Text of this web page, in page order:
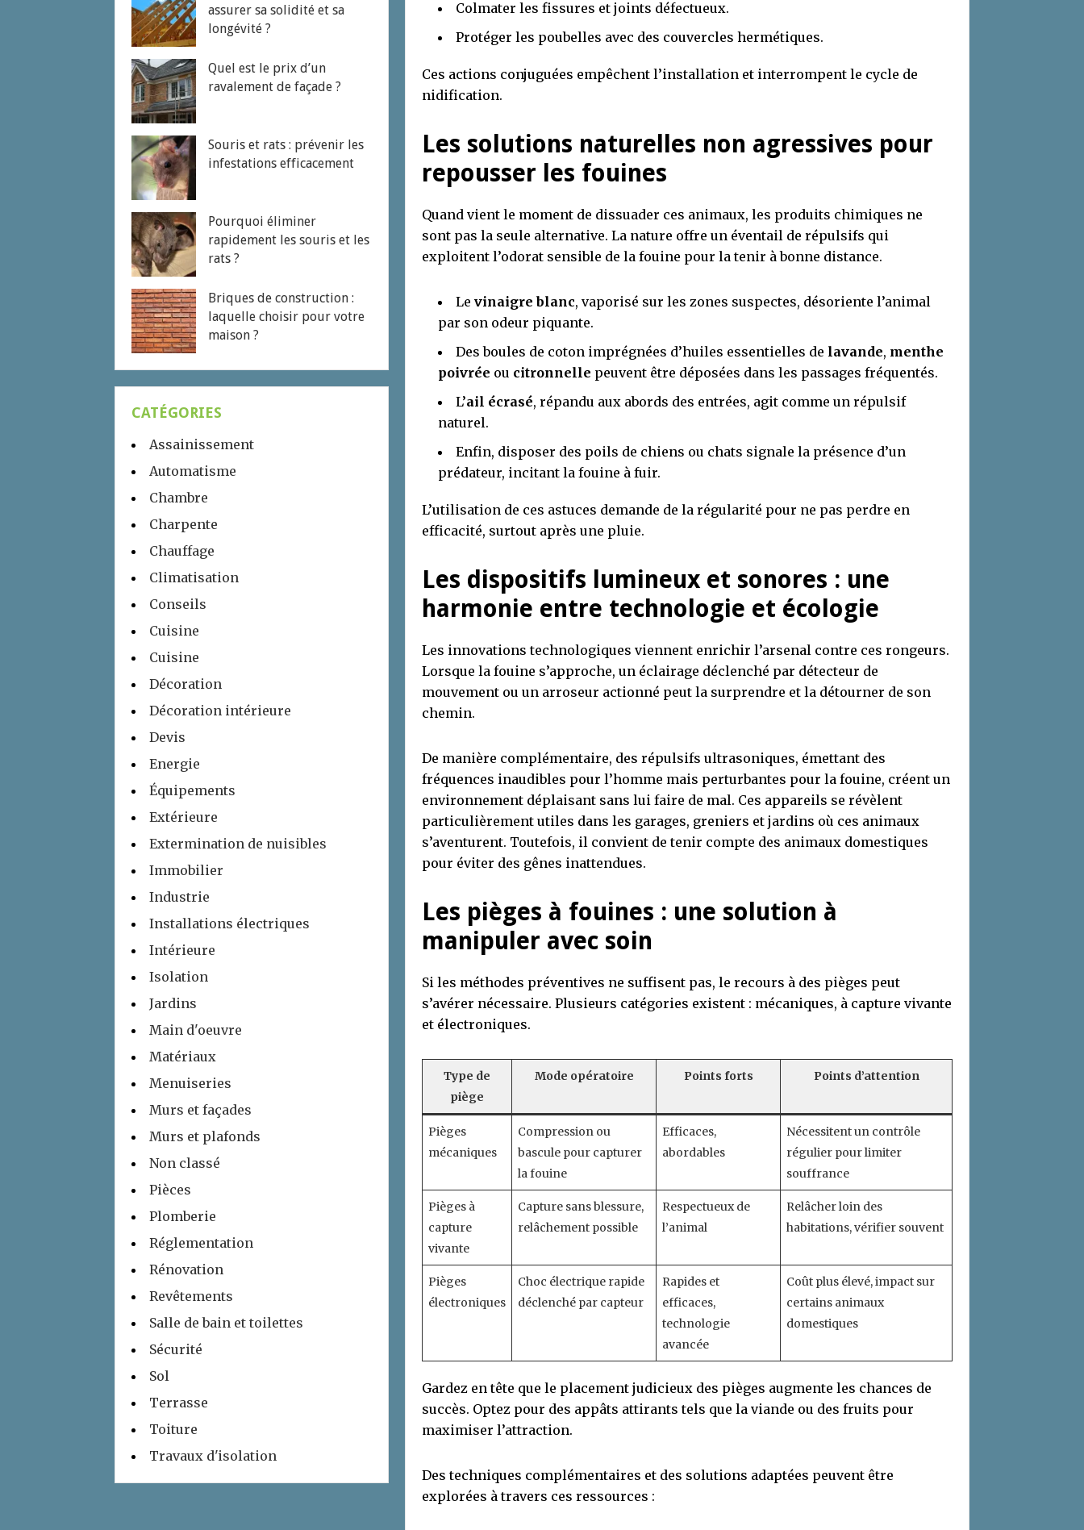
Colmater les fissures et joints défectueux.
Protéger les poubelles avec des couvercles hermétiques.
Ces actions conjuguées empêchent l’installation et interrompent le cycle de
nidification.
Les solutions naturelles non agressives pour
repousser les fouines
Quand vient le moment de dissuader ces animaux, les produits chimiques ne
sont pas la seule alternative. La nature offre un éventail de répulsifs qui
exploitent l’odorat sensible de la fouine pour la tenir à bonne distance.
Le vinaigre blanc, vaporisé sur les zones suspectes, désoriente l’animal
par son odeur piquante.
Des boules de coton imprégnées d’huiles essentielles de lavande, menthe
poivrée ou citronnelle peuvent être déposées dans les passages fréquentés.
L’ail écrasé, répandu aux abords des entrées, agit comme un répulsif
naturel.
Enfin, disposer des poils de chiens ou chats signale la présence d’un
prédateur, incitant la fouine à fuir.
L’utilisation de ces astuces demande de la régularité pour ne pas perdre en
efficacité, surtout après une pluie.
Les dispositifs lumineux et sonores : une
harmonie entre technologie et écologie
Les innovations technologiques viennent enrichir l’arsenal contre ces rongeurs.
Lorsque la fouine s’approche, un éclairage déclenché par détecteur de
mouvement ou un arroseur actionné peut la surprendre et la détourner de son
chemin.
De manière complémentaire, des répulsifs ultrasoniques, émettant des
fréquences inaudibles pour l’homme mais perturbantes pour la fouine, créent un
environnement déplaisant sans lui faire de mal. Ces appareils se révèlent
particulièrement utiles dans les garages, greniers et jardins où ces animaux
s’aventurent. Toutefois, il convient de tenir compte des animaux domestiques
pour éviter des gênes inattendues.
Les pièges à fouines : une solution à
manipuler avec soin
Si les méthodes préventives ne suffisent pas, le recours à des pièges peut
s’avérer nécessaire. Plusieurs catégories existent : mécaniques, à capture vivante
et électroniques.
Type de
piège
Mode opératoire Points forts Points d’attention
Pièges
mécaniques
Compression ou
bascule pour capturer
la fouine
Efficaces,
abordables
Nécessitent un contrôle
régulier pour limiter
souffrance
Pièges à
capture
vivante
Capture sans blessure,
relâchement possible
Respectueux de
l’animal
Relâcher loin des
habitations, vérifier souvent
Pièges
électroniques
Choc électrique rapide
déclenché par capteur
Rapides et
efficaces,
technologie
avancée
Coût plus élevé, impact sur
certains animaux
domestiques
Gardez en tête que le placement judicieux des pièges augmente les chances de
succès. Optez pour des appâts attirants tels que la viande ou des fruits pour
maximiser l’attraction.
Des techniques complémentaires et des solutions adaptées peuvent être
explorées à travers ces ressources :
assurer sa solidité et sa
longévité ?
Quel est le prix d’un
ravalement de façade ?
Souris et rats : prévenir les
infestations efficacement
Pourquoi éliminer
rapidement les souris et les
rats ?
Briques de construction :
laquelle choisir pour votre
maison ?
CATÉGORIES
Assainissement
Automatisme
Chambre
Charpente
Chauffage
Climatisation
Conseils
Cuisine
Cuisine
Décoration
Décoration intérieure
Devis
Energie
Équipements
Extérieure
Extermination de nuisibles
Immobilier
Industrie
Installations électriques
Intérieure
Isolation
Jardins
Main d'oeuvre
Matériaux
Menuiseries
Murs et façades
Murs et plafonds
Non classé
Pièces
Plomberie
Réglementation
Rénovation
Revêtements
Salle de bain et toilettes
Sécurité
Sol
Terrasse
Toiture
Travaux d'isolation